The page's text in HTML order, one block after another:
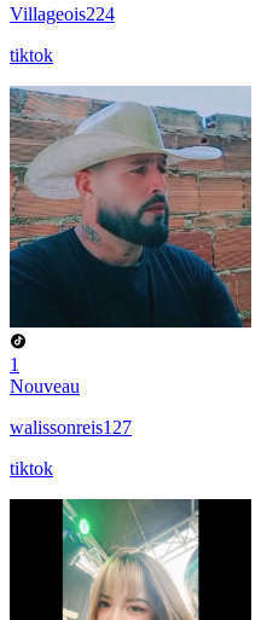
Villageois224
tiktok
1
Nouveau
walissonreis127
tiktok